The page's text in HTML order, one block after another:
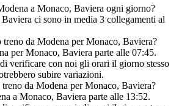
a Monaco, Baviera ogni giorno?
ci sono in media 3 collegamenti al
da Modena per Monaco, Baviera?
per Monaco, Baviera parte alle 07:45.
verificare con noi gli orari il giorno stesso
subire variazioni.
da Modena per Monaco, Baviera?
a Monaco, Baviera parte alle 13:52.